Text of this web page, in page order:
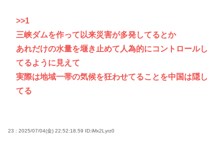
>>1
三峡ダムを作って以来災害が多発してるとか
あれだけの水量を堰き止めて人為的にコントロールし
てるように見えて
実際は地域一帯の気候を狂わせてることを中国は隠し
てる
23 : 2025/07/04(金) 22:52:18.59 ID:iMx2Lyrz0